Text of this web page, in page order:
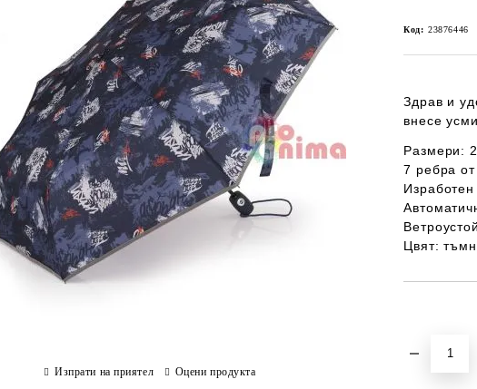
Код: 23876446
Здрав и
внесе
Размери:
7 ребра
Изработен
Цвят:
Изпрати на приятел Оцени продукта